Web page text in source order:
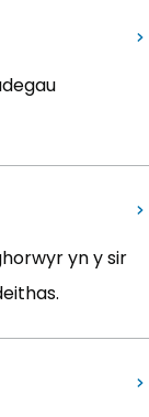
yn y sir